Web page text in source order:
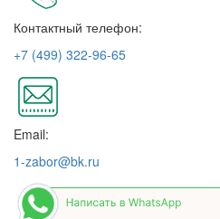
Контактный телефон:
+7 (499) 322-96-65
Email:
1-zabor@bk.ru